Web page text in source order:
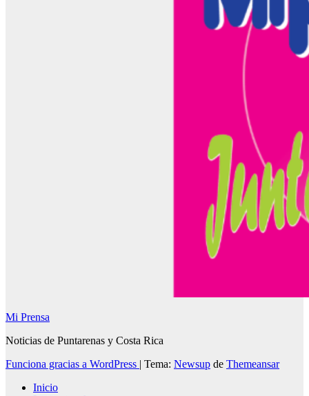
Mi Prensa
Noticias de Puntarenas y Costa Rica
Funciona gracias a WordPress | Tema: Newsup de Themeansar
Inicio